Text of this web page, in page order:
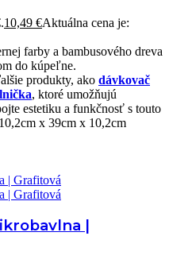
10,49 €Aktuálna cena je:
farby a bambusového dreva
do kúpeľne.
produkty, ako dávkovač
, ktoré umožňujú
estetiku a funkčnosť s touto
x 39cm x 10,2cm
|